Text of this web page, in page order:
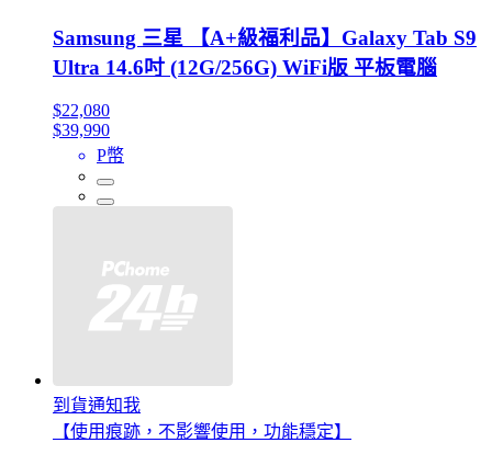
Samsung 三星 【A+級福利品】Galaxy Tab S9
Ultra 14.6吋 (12G/256G) WiFi版 平板電腦
$22,080
$39,990
P幣
到貨通知我
【使用痕跡，不影響使用，功能穩定】